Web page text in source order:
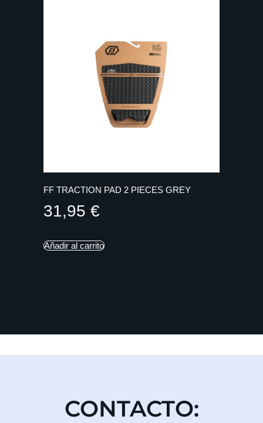
FF TRACTION PAD 2 PIECES GREY
31,95 €
Añadir al carrito
CONTACTO: